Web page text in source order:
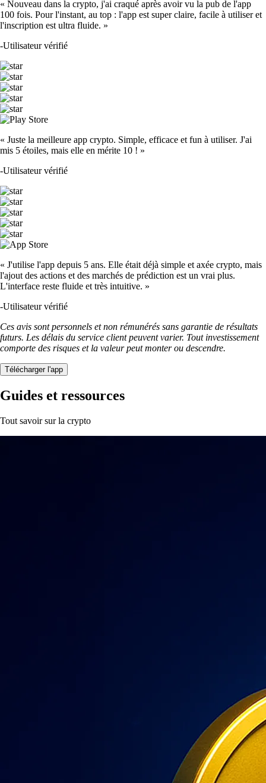
« Nouveau dans la crypto, j'ai craqué après avoir vu la pub de l'app
100 fois. Pour l'instant, au top : l'app est super claire, facile à utiliser et
l'inscription est ultra fluide. »
-Utilisateur vérifié
« Juste la meilleure app crypto. Simple, efficace et fun à utiliser. J'ai
mis 5 étoiles, mais elle en mérite 10 ! »
-Utilisateur vérifié
« J'utilise l'app depuis 5 ans. Elle était déjà simple et axée crypto, mais
l'ajout des actions et des marchés de prédiction est un vrai plus.
L'interface reste fluide et très intuitive. »
-Utilisateur vérifié
Ces avis sont personnels et non rémunérés sans garantie de résultats
futurs. Les délais du service client peuvent varier. Tout investissement
comporte des risques et la valeur peut monter ou descendre.
Télécharger l'app
Guides et ressources
Tout savoir sur la crypto